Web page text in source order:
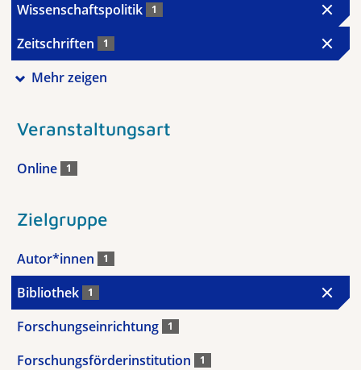
Wissenschaftspolitik 1
Zeitschriften 1
Mehr zeigen
Veranstaltungsart
Online 1
Zielgruppe
Autor*innen 1
Bibliothek 1
Forschungseinrichtung 1
Forschungsförderinstitution 1